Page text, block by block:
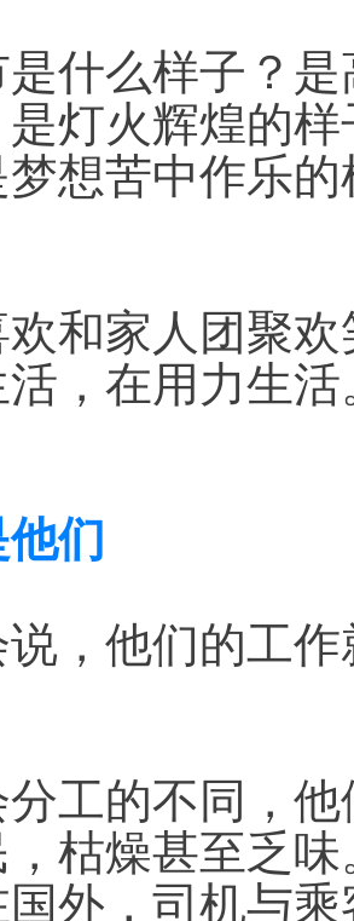
什么样子？
灯火辉煌的
想苦中作乐
和家人团聚
，在用力生
们
，他们的工
工的不同，
枯燥甚至乏
外，司机与